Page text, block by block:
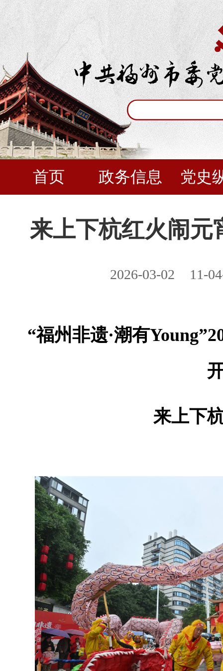
首页 政务信息 党史
来上下杭红火闹元
2026-03-02 11-
“福州非遗·潮有
来上下